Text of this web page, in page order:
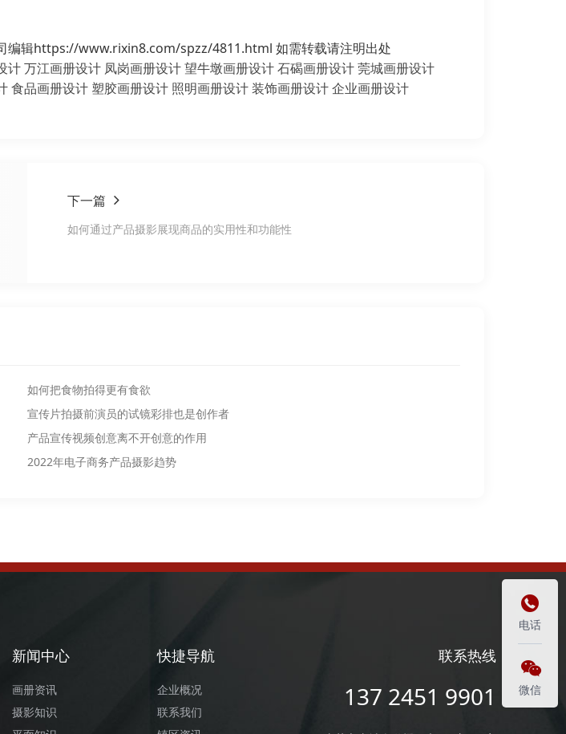
编辑https://www.rixin8.com/spzz/4811.html 如需转载请注明出处
计万江画册设计 凤岗画册设计望牛墩画册设计石碣画册设计莞城画册设计
食品画册设计 塑胶画册设计 照明画册设计装饰画册设计企业画册设计
下一篇
如何通过产品摄影展现商品的实用性和功能性
如何把食物拍得更有食欲
宣传片拍摄前演员的试镜彩排也是创作者
产品宣传视频创意离不开创意的作用
2022年电子商务产品摄影趋势
新闻中心
画册资讯
摄影知识
快捷导航
企业概况
联系我们
联系热线
137 2451 9901

电话

微信